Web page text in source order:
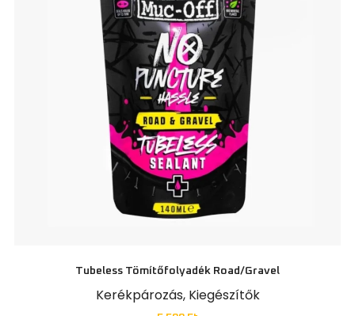
Tubeless Tömítőfolyadék Road/gravel
Kerékpározás, Kiegészítők